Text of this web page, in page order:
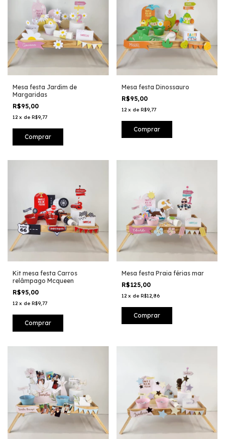
Mesa festa Jardim de
Margaridas
R$95,00
12 x de R$9,77
Mesa festa Dinossauro
R$95,00
12 x de R$9,77
Kit mesa festa Carros
relâmpago Mcqueen
R$95,00
12 x de R$9,77
Mesa festa Praia férias mar
R$125,00
12 x de R$12,86